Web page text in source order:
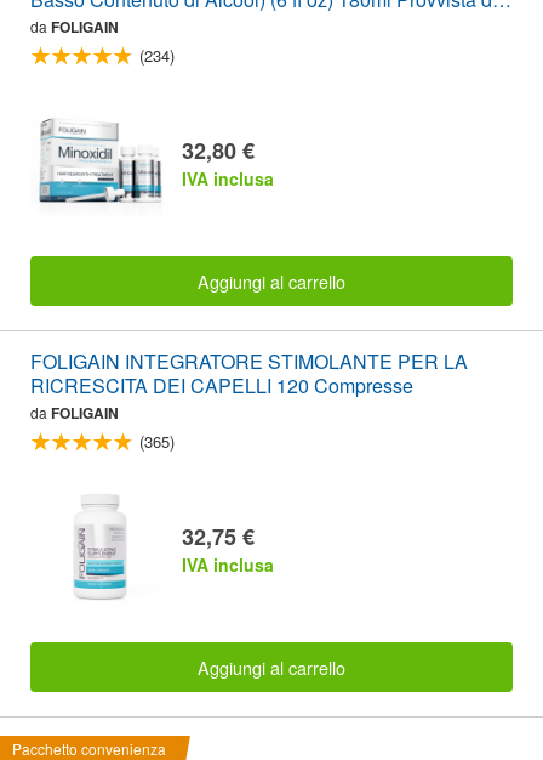
Mesi
da FOLIGAIN
(234)
32,80 €
IVA inclusa
Aggiungi al carrello
FOLIGAIN INTEGRATORE STIMOLANTE PER LA
RICRESCITA DEI CAPELLI 120 Compresse
da FOLIGAIN
(365)
32,75 €
IVA inclusa
Aggiungi al carrello
Pacchetto convenienza